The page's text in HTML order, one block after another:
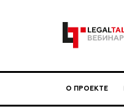
О ПРОЕКТЕ